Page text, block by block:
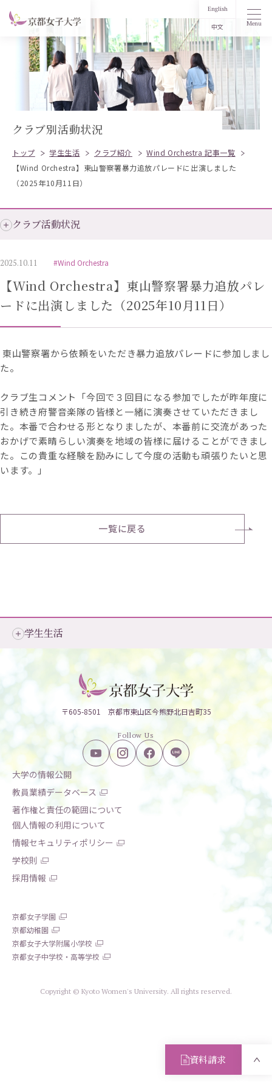
English
中文 Menu
クラブ別活動状況
トップ 学生生活 クラブ紹介
Wind Orchestra 記事一覧
【Wind Orchestra】東山警察署暴力追放パレードに出演しました
（2025年10月11日）
クラブ活動状況
2025.10.11 #Wind Orchestra
【Wind Orchestra】東山警察署暴力追放パレ
ードに出演しました（2025年10月11日）
東山警察署から依頼をいただき暴力追放パレードに参加しまし
た。
クラブ生コメント「今回で３回目になる参加でしたが昨年度に
引き続き府警音楽隊の皆様と一緒に演奏させていただきまし
た。本番で合わせる形となりましたが、本番前に交流があった
おかげで素晴らしい演奏を地域の皆様に届けることができまし
た。この貴重な経験を励みにして今度の活動も頑張りたいと思
います。」
一覧に戻る
学生生活
〒605-8501 京都市東山区今熊野北日吉町35
Follow Us
大学の情報公開
教員業績データベース
著作権と責任の範囲について
個人情報の利用について
情報セキュリティポリシー
学校則
採用情報
京都女子学園
京都幼稚園
京都女子大学附属小学校
京都女子中学校・高等学校
Copyright © Kyoto Women's University. All rights reserved.
資料請求